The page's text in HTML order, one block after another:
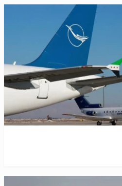
جوية وتثبت أخرى